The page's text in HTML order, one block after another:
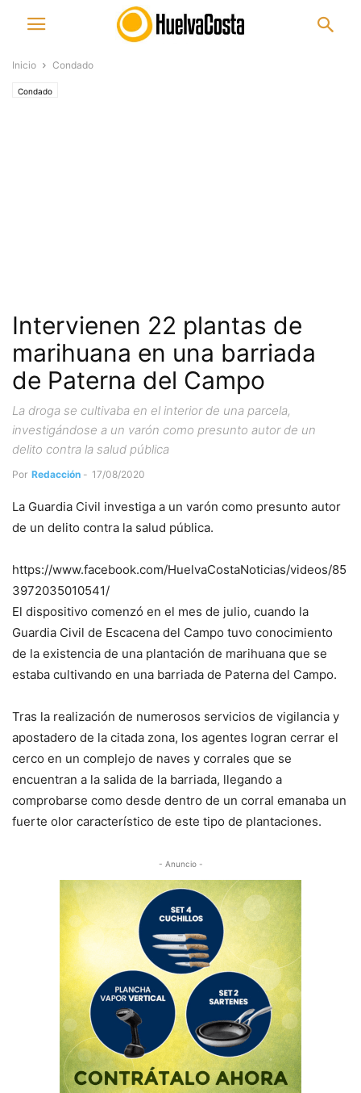
Inicio Condado
Condado
Intervienen 22 plantas de
marihuana en una barriada
de Paterna del Campo
La droga se cultivaba en el interior de una parcela,
investigándose a un varón como presunto autor de un
delito contra la salud pública
Por Redacción - 17/08/2020
La Guardia Civil investiga a un varón como presunto autor
de un delito contra la salud pública.
https://www.facebook.com/HuelvaCostaNoticias/videos/85
3972035010541/
El dispositivo comenzó en el mes de julio, cuando la
Guardia Civil de Escacena del Campo tuvo conocimiento
de la existencia de una plantación de marihuana que se
estaba cultivando en una barriada de Paterna del Campo.
Tras la realización de numerosos servicios de vigilancia y
apostadero de la citada zona, los agentes logran cerrar el
cerco en un complejo de naves y corrales que se
encuentran a la salida de la barriada, llegando a
comprobarse como desde dentro de un corral emanaba un
fuerte olor característico de este tipo de plantaciones.
- Anuncio -